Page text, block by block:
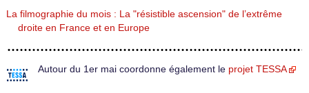
La filmographie du mois : La "résistible ascension" de l’extrême
droite en France et en Europe
Autour du 1er mai coordonne également le projet TESSA